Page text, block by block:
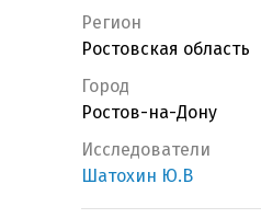
Регион
Ростовская область
Город
Ростов-на-Дону
Исследователи
Шатохин Ю.В